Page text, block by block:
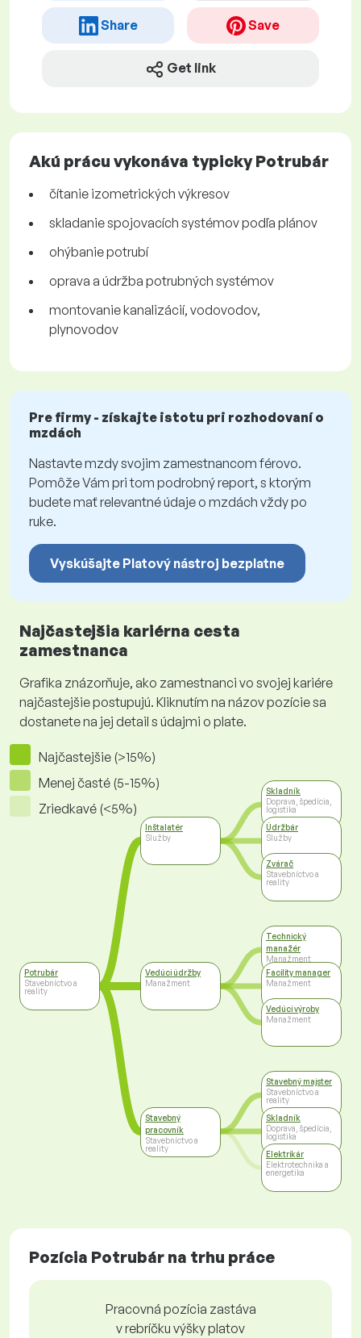
Share Save
Get link
Akú prácu vykonáva typicky Potrubár
čítanie izometrických výkresov
skladanie spojovacích systémov podľa plánov
ohýbanie potrubí
oprava a údržba potrubných systémov
montovanie kanalizácií, vodovodov,
plynovodov
Pre firmy - získajte istotu pri rozhodovaní o
mzdách
Nastavte mzdy svojim zamestnancom férovo.
Pomôže Vám pri tom podrobný report, s ktorým
budete mať relevantné údaje o mzdách vždy po
ruke.
Vyskúšajte Platový nástroj bezplatne
Najčastejšia kariérna cesta
zamestnanca
Grafika znázorňuje, ako zamestnanci vo svojej kariére
najčastejšie postupujú. Kliknutím na názov pozície sa
dostanete na jej detail s údajmi o plate.
Najčastejšie (>15%)
Menej časté (5-15%)
Zriedkavé (<5%)
Potrubár
Stavebníctvo a
reality
Inštalatér
Služby
Vedúci údržby
Manažment
Stavebný
pracovník
Stavebníctvo a
reality
Skladník
Doprava, špedícia,
logistika
Údržbár
Služby
Zvárač
Stavebníctvo a
reality
Technický
manažér
Manažment
Facility manager
Manažment
Vedúci výroby
Manažment
Stavebný majster
Stavebníctvo a
reality
Skladník
Doprava, špedícia,
logistika
Elektrikár
Elektrotechnika a
energetika
Pozícia Potrubár na trhu práce
Pracovná pozícia zastáva
v rebríčku výšky platov